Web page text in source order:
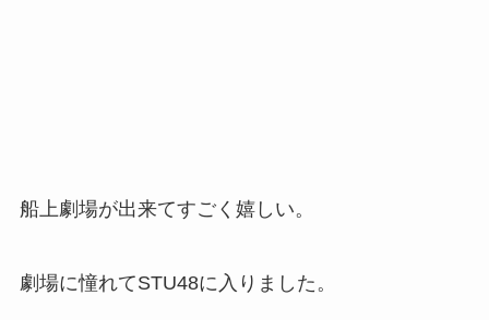
船上劇場が出来てすごく嬉しい。
劇場に憧れてSTU48に入りました。